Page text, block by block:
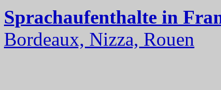
Sprachaufenthalte in
Bordeaux, Nizza, Rouen